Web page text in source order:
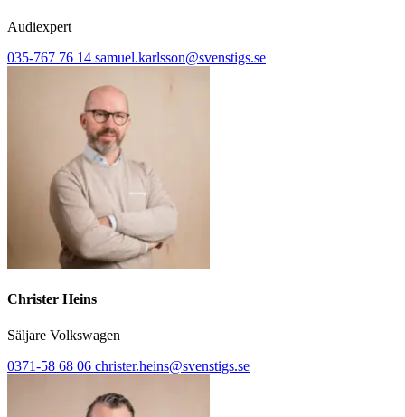
Audiexpert
035-767 76 14 samuel.karlsson@svenstigs.se
Christer Heins
Säljare Volkswagen
0371-58 68 06 christer.heins@svenstigs.se